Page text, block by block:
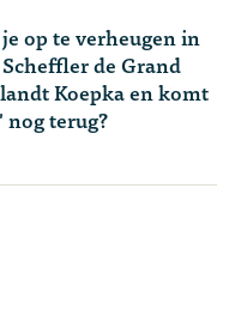
op te verheugen in
de Grand
Koepka en komt
nog terug?